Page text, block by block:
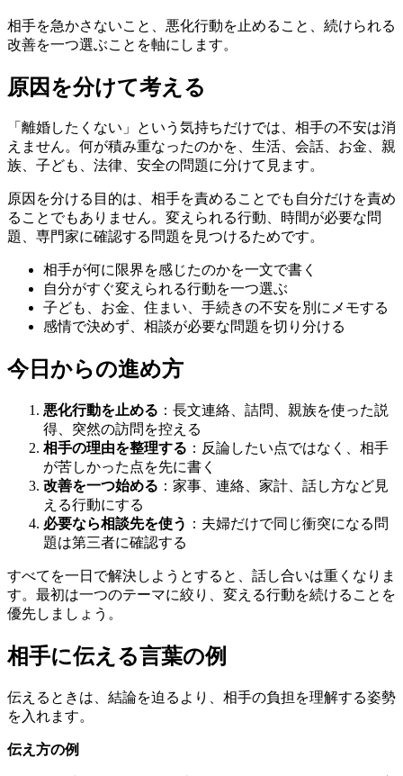
相手を急かさないこと、悪化行動を止めること、続けられる
改善を一つ選ぶことを軸にします。
原因を分けて考える
「離婚したくない」という気持ちだけでは、相手の不安は消
えません。何が積み重なったのかを、生活、会話、お金、親
族、子ども、法律、安全の問題に分けて見ます。
原因を分ける目的は、相手を責めることでも自分だけを責め
ることでもありません。変えられる行動、時間が必要な問
題、専門家に確認する問題を見つけるためです。
相手が何に限界を感じたのかを一文で書く
自分がすぐ変えられる行動を一つ選ぶ
子ども、お金、住まい、手続きの不安を別にメモする
感情で決めず、相談が必要な問題を切り分ける
今日からの進め方
悪化行動を止める ：長文連絡、詰問、親族を使った説
得、突然の訪問を控える
相手の理由を整理する ：反論したい点ではなく、相手
が苦しかった点を先に書く
改善を一つ始める ：家事、連絡、家計、話し方など見
える行動にする
必要なら相談先を使う ：夫婦だけで同じ衝突になる問
題は第三者に確認する
すべてを一日で解決しようとすると、話し合いは重くなりま
す。最初は一つのテーマに絞り、変える行動を続けることを
優先しましょう。
相手に伝える言葉の例
伝えるときは、結論を迫るより、相手の負担を理解する姿勢
を入れます。
伝え方の例